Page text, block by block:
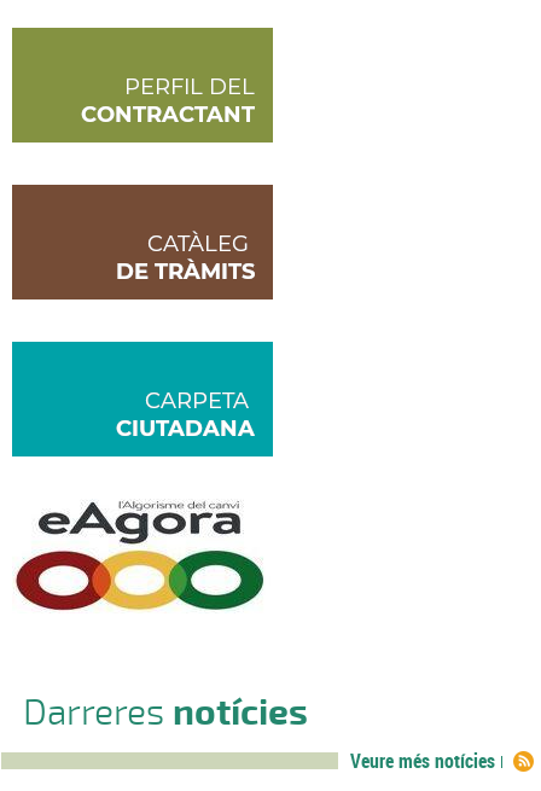
Darreres notícies
Veure més notícies